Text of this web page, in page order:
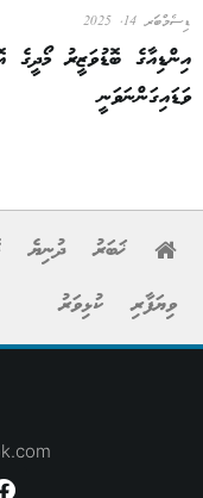
ޑިސެމްބަރ 14, 2025
އިންޑިއާގެ ބޮޑުވަޒީރު މޯދީގެ
ވަޑައިގަންނަވަނީ
ޚަބަރު ދުނިޔެ
ވިޔަފާރި
ކުޅިވަރު